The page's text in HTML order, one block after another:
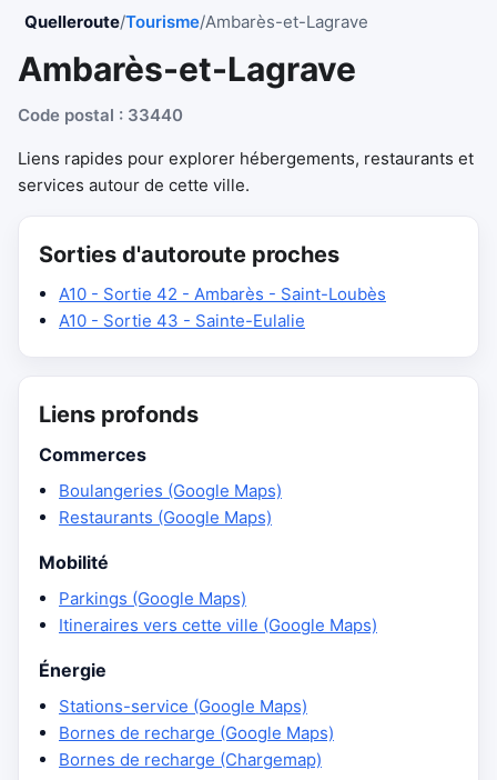
Quelleroute/Tourisme/Ambarès-et-Lagrave
Ambarès-et-Lagrave
Code postal : 33440
Liens rapides pour explorer hébergements, restaurants et
services autour de cette ville.
Sorties d'autoroute proches
A10 - Sortie 42 - Ambarès - Saint-Loubès
A10 - Sortie 43 - Sainte-Eulalie
Liens profonds
Commerces
Boulangeries (Google Maps)
Restaurants (Google Maps)
Mobilité
Parkings (Google Maps)
Itineraires vers cette ville (Google Maps)
Énergie
Stations-service (Google Maps)
Bornes de recharge (Google Maps)
Bornes de recharge (Chargemap)